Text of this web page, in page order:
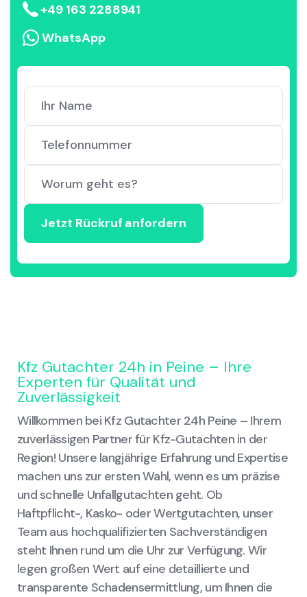
+49 163 2288941
WhatsApp
Kfz Gutachter 24h in Peine – Ihre
Experten für Qualität und
Zuverlässigkeit
Willkommen bei Kfz Gutachter 24h Peine – Ihrem
zuverlässigen Partner für Kfz-Gutachten in der
Region! Unsere langjährige Erfahrung und Expertise
machen uns zur ersten Wahl, wenn es um präzise
und schnelle Unfallgutachten geht. Ob
Haftpflicht-, Kasko- oder Wertgutachten, unser
Team aus hochqualifizierten Sachverständigen
steht Ihnen rund um die Uhr zur Verfügung. Wir
legen großen Wert auf eine detaillierte und
transparente Schadensermittlung, um Ihnen die